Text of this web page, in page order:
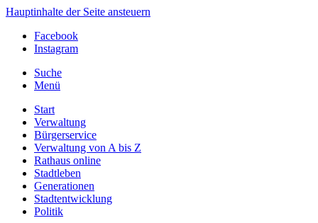
Hauptinhalte der Seite ansteuern
Facebook
Instagram
Suche
Menü
Start
Verwaltung
Bürgerservice
Verwaltung von A bis Z
Rathaus online
Stadtleben
Generationen
Stadtentwicklung
Politik